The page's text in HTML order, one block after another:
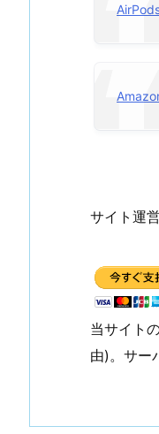
サイト運
当サイト
由)。サー